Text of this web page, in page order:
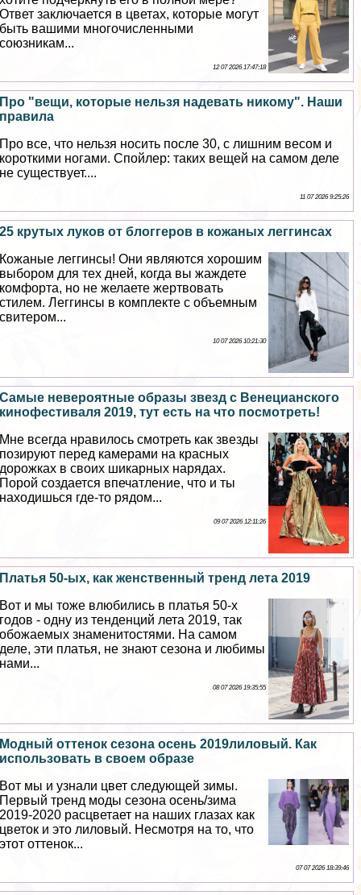
Ответ заключается в цветах, которые могут
быть вашими многочисленными
союзникам...
12 07 2026 17:47:18
Про "вещи, которые нельзя надевать никому". Наши
правила
Про все, что нельзя носить после 30, с лишним весом и
короткими ногами. Спойлер: таких вещей на самом деле
не существует....
11 07 2026 9:25:26
25 крутых луков от блоггеров в кожаных леггинсах
Кожаные леггинсы! Они являются хорошим
выбором для тех дней, когда вы жаждете
комфорта, но не желаете жертвовать
стилем. Леггинсы в комплекте с объемным
свитером...
10 07 2026 10:21:30
Самые невероятные образы звезд с Венецианского
кинофестиваля 2019, тут есть на что посмотреть!
Мне всегда нравилось смотреть как звезды
позируют перед камерами на красных
дорожках в своих шикарных нарядах.
Порой создается впечатление, что и ты
находишься где-то рядом...
09 07 2026 12:11:26
Платья 50-ых, как женственный тренд лета 2019
Вот и мы тоже влюбились в платья 50-х
годов - одну из тенденций лета 2019, так
обожаемых знаменитостями. На самом
деле, эти платья, не знают сезона и любимы
нами...
08 07 2026 19:35:55
Модный оттенок сезона осень 2019лиловый. Как
использовать в своем образе
Вот мы и узнали цвет следующей зимы.
Первый тренд моды сезона осень/зима
2019-2020 расцветает на наших глазах как
цветок и это лиловый. Несмотря на то, что
этот оттенок...
07 07 2026 18:39:46